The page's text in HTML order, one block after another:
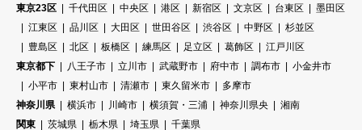
東京23区 千代田区 中央区 港区 新宿区 文京区 台東区
墨田区
江東区
品川区 大田区 世田谷区 渋谷区 中野区
杉並区
豊島区
北区 板橋区 練馬区 足立区 葛飾区
江戸川区
東京都下
八王子市 立川市 武蔵野市 府中市 調布市
小金井市
小平市
東村山市 清瀬市 東久留米市
多摩市
神奈川県
横浜市 川崎市 横須賀・三浦 神奈川県央
湘南
関東
茨城県 栃木県 埼玉県 千葉県